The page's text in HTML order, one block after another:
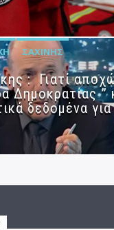
ΣΑΧΊΝΗΣ
: Γιατί
Δημοκρατίας ”
δεδομένα